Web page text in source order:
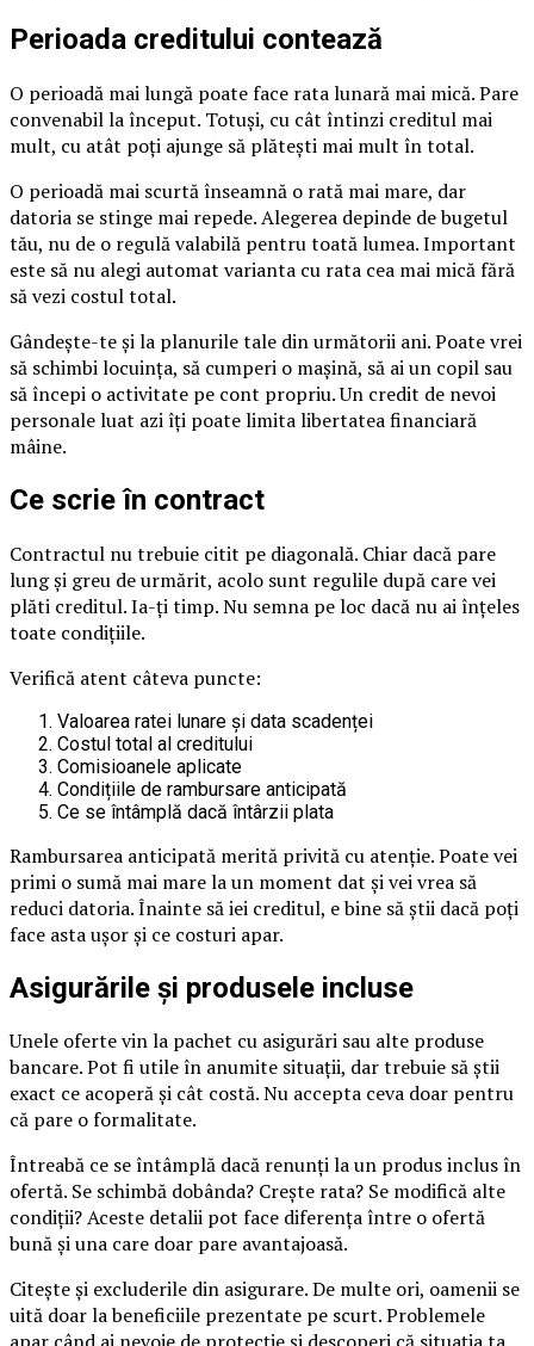
Perioada creditului contează
O perioadă mai lungă poate face rata lunară mai mică. Pare
convenabil la început. Totuși, cu cât întinzi creditul mai
mult, cu atât poți ajunge să plătești mai mult în total.
O perioadă mai scurtă înseamnă o rată mai mare, dar
datoria se stinge mai repede. Alegerea depinde de bugetul
tău, nu de o regulă valabilă pentru toată lumea. Important
este să nu alegi automat varianta cu rata cea mai mică fără
să vezi costul total.
Gândește-te și la planurile tale din următorii ani. Poate vrei
să schimbi locuința, să cumperi o mașină, să ai un copil sau
să începi o activitate pe cont propriu. Un credit de nevoi
personale luat azi îți poate limita libertatea financiară
mâine.
Ce scrie în contract
Contractul nu trebuie citit pe diagonală. Chiar dacă pare
lung și greu de urmărit, acolo sunt regulile după care vei
plăti creditul. Ia-ți timp. Nu semna pe loc dacă nu ai înțeles
toate condițiile.
Verifică atent câteva puncte:
Valoarea ratei lunare și data scadenței
Costul total al creditului
Comisioanele aplicate
Condițiile de rambursare anticipată
Ce se întâmplă dacă întârzii plata
Rambursarea anticipată merită privită cu atenție. Poate vei
primi o sumă mai mare la un moment dat și vei vrea să
reduci datoria. Înainte să iei creditul, e bine să știi dacă poți
face asta ușor și ce costuri apar.
Asigurările și produsele incluse
Unele oferte vin la pachet cu asigurări sau alte produse
bancare. Pot fi utile în anumite situații, dar trebuie să știi
exact ce acoperă și cât costă. Nu accepta ceva doar pentru
că pare o formalitate.
Întreabă ce se întâmplă dacă renunți la un produs inclus în
ofertă. Se schimbă dobânda? Crește rata? Se modifică alte
condiții? Aceste detalii pot face diferența între o ofertă
bună și una care doar pare avantajoasă.
Citește și excluderile din asigurare. De multe ori, oamenii se
uită doar la beneficiile prezentate pe scurt. Problemele